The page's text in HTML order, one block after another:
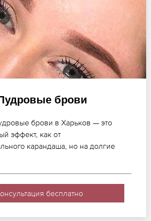
брови
брови в Харьков — это
эффект, как от
карандаша, но на долгие
бесплатно